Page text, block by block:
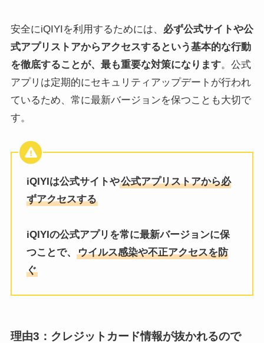
安全にiQIYIを利用するためには、 必ず公式サイトや公
式アプリストアからアクセスするという基本的な行動
を徹底することが、最も重要な対策になります。公式
アプリは定期的にセキュリティアップデートが行われ
ているため、常に最新バージョンを保つことも大切で
す。
iQIYIは公式サイトや公式アプリストアから必
ずアクセスする
iQIYIの公式アプリを常に最新バージョンに保
つことで、ウイルス感染や不正アクセスを防
ぐ
理由3：クレジットカード情報が抜かれるので